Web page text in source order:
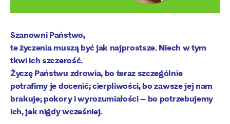
Szanowni Państwo,
te życzenia muszą być jak najprostsze. Niech w tym
tkwi ich szczerość.
Życzę Państwu zdrowia, bo teraz szczególnie
potrafimy je docenić; cierpliwości, bo zawsze jej nam
brakuje; pokory i wyrozumiałości – bo potrzebujemy
ich, jak nigdy wcześniej.